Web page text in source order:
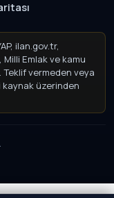
ilan.gov.tr,
Milli Emlak ve kamu
Teklif vermeden
resmi kaynak